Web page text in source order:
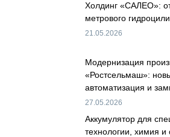
Холдинг «САЛЕО»:
метрового
21.05.2026
Модернизация
«Ростсельмаш»:
автоматизация и
27.05.2026
Аккумулятор для
технологии, химия и